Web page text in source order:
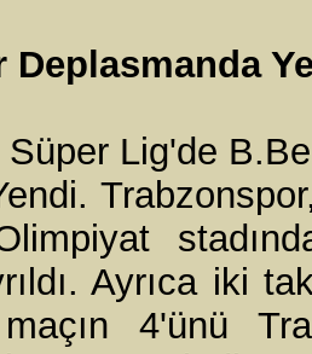
Deplasmanda
Lig'de
Ayrıca iki
4'ünü